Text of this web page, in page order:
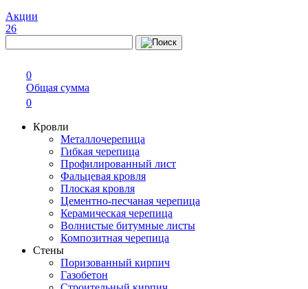
Акции
26
0
Общая сумма
0
Кровли
Металлочерепица
Гибкая черепица
Профилированный лист
Фальцевая кровля
Плоская кровля
Цементно-песчаная черепица
Керамическая черепица
Волнистые битумные листы
Композитная черепица
Стены
Поризованный кирпич
Газобетон